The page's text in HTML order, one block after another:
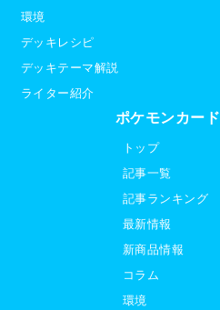
環境
デッキレシピ
デッキテーマ解説
ライター紹介
ポケモンカード
トップ
記事一覧
記事ランキング
最新情報
新商品情報
コラム
環境